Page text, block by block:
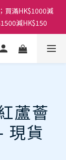
買滿HK$1000減
減HK$150
蘆薈
現貨